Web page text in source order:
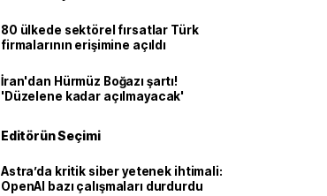
80 ülkede sektörel fırsatlar Türk
firmalarının erişimine açıldı
İran'dan Hürmüz Boğazı şartı!
'Düzelene kadar açılmayacak'
Editörün Seçimi
Astra’da kritik siber yetenek ihtimali:
OpenAI bazı çalışmaları durdurdu